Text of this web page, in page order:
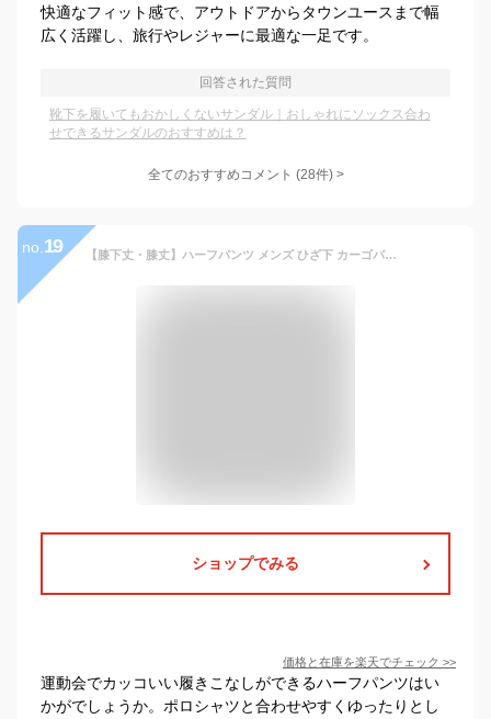
快適なフィット感で、アウトドアからタウンユースまで幅
広く活躍し、旅行やレジャーに最適な一足です。
回答された質問
靴下を履いてもおかしくないサンダル｜おしゃれにソックス合わ
せできるサンダルのおすすめは？
全てのおすすめコメント (28件) >
no. 19 【膝下丈・膝丈】ハーフパンツ メンズ ひざ下 カーゴパンツ 7分丈 スポーツ 太め ゆったり 夏 夏用 クロップドパンツ 大きいサイズ 七分丈 短パン ショーパン ミリタリー キングサイズ 軽量 M L LL XL 全8色 ジェネレス スーパーSALE スーパーセール
ショップでみる
価格と在庫を楽天でチェック >>
運動会でカッコいい履きこなしができるハーフパンツはい
かがでしょうか。ポロシャツと合わせやすくゆったりとし